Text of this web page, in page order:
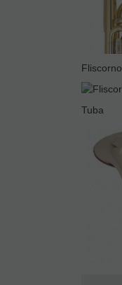
Fliscorno
Tuba